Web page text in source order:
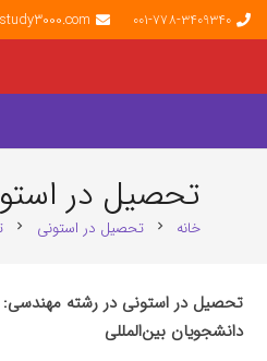
001-778-3409340
تحصیل در
خانه chevron_right تحصیل در استونی chevron_right
تحصیل در استونی در رشته مهندسی:
دانشجویان بین‌المللی